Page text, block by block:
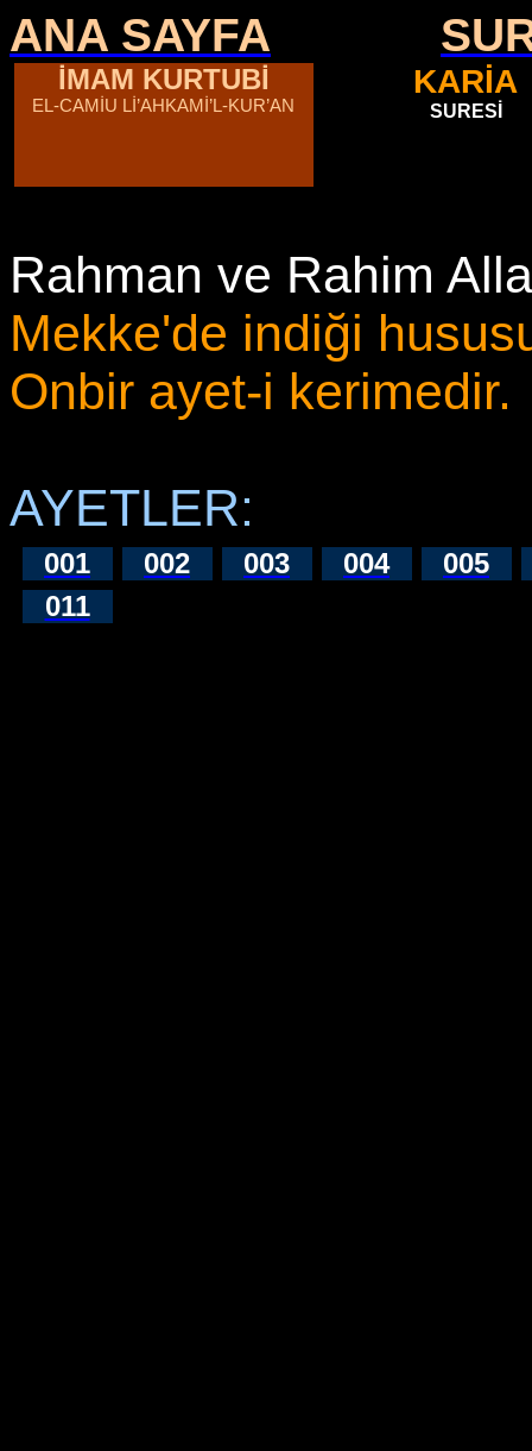
ANA SAYFA
İMAM KURTUBİ
EL-CAMİU Lİ’AHKAMİ’L-KUR’AN
KARİA
SURESİ
Rahman ve Rahim
Mekke'de indiği
Onbir ayet-i kerimedir.
AYETLER:
001 002 003 004
005
011